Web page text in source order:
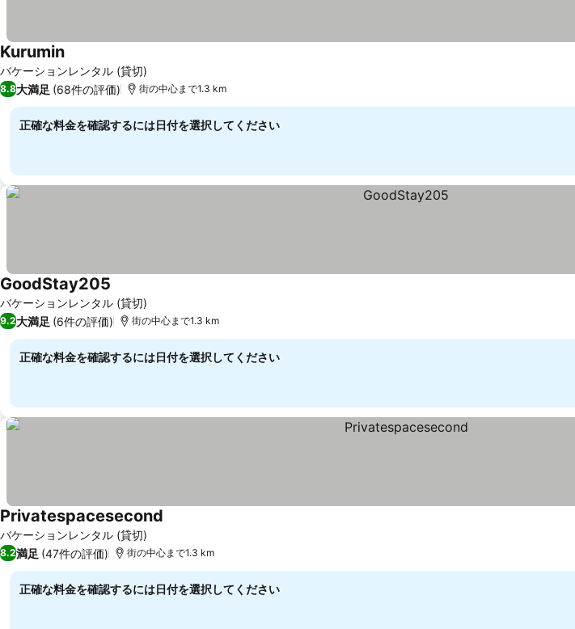
バケーションレンタル (貸切)
Kurumin料金を表示
8.8大満足 (68件の評価) 街の中心まで1.3 km
正確な料金を確認するには日付を選択してください
バケーションレンタル (貸切)
GoodStay205
9.2大満足 (6件の評価) 街の中心まで1.3 km
正確な料金を確認するには日付を選択してください
バケーションレンタル (貸切)
Privatespacesecond
8.2満足 (47件の評価) 街の中心まで1.3 km
正確な料金を確認するには日付を選択してください